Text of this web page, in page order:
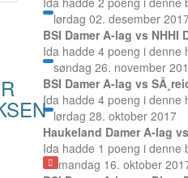
lørdag 02. desember
BSI Damer A-lag vs NHHI
Ida hadde 4 poeng i denne
søndag 26. november
BSI Damer A-lag vs
Ida hadde 4 poeng i denne
lørdag 28. oktober 2017
Haukeland Damer A-lag
Ida hadde 1 poeng i denne
mandag 16. oktober